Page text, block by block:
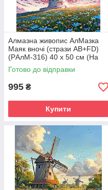
Алмазна живопис АлМазка
Маяк вночі (стрази AB+FD)
(PАлМ-316) 40 х 50 см (На
підрамнику)
Готово до відправки
995 ₴
Купити